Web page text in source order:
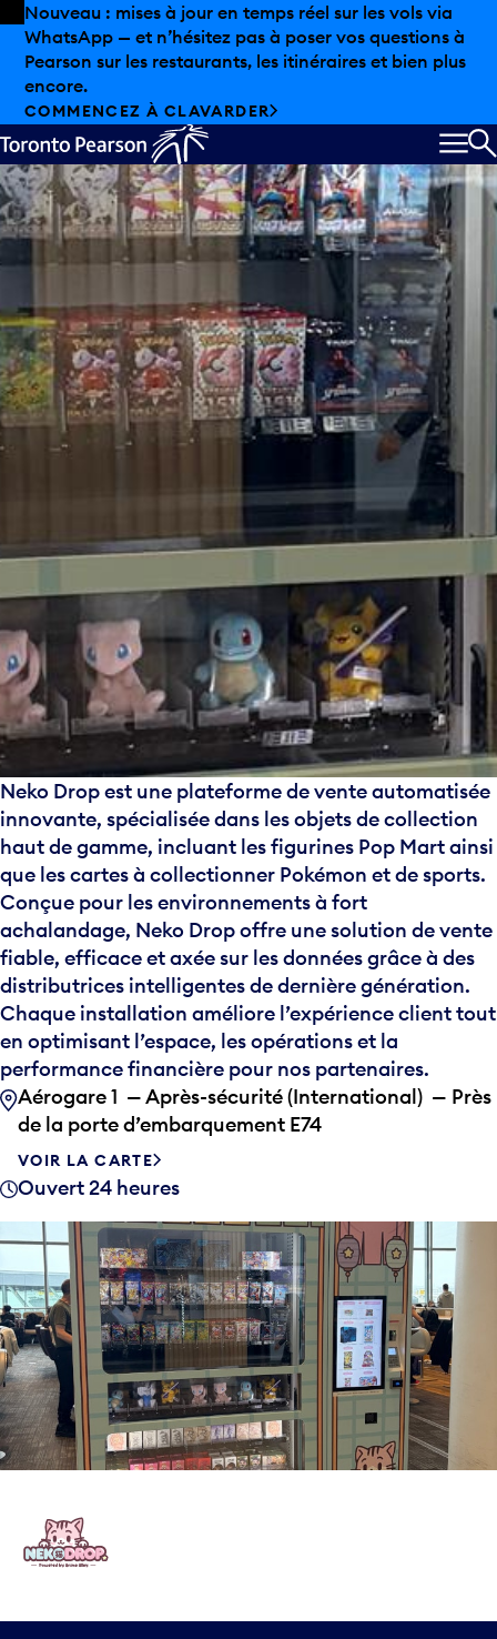
Skip to offers
Passer au contenu principal
Nouveau : mises à jour en temps réel sur les vols via
WhatsApp — et n’hésitez pas à poser vos questions à
Pearson sur les restaurants, les itinéraires et bien plus
encore.
COMMENCEZ À CLAVARDER
Neko Drop
Neko Drop est une plateforme de vente automatisée
innovante, spécialisée dans les objets de collection
haut de gamme, incluant les figurines Pop Mart ainsi
que les cartes à collectionner Pokémon et de sports.
Conçue pour les environnements à fort
achalandage, Neko Drop offre une solution de vente
fiable, efficace et axée sur les données grâce à des
distributrices intelligentes de dernière génération.
Chaque installation améliore l’expérience client tout
en optimisant l’espace, les opérations et la
performance financière pour nos partenaires.
Aérogare 1 — Après-sécurité (International) — Près
de la porte d’embarquement E74
VOIR LA CARTE
Ouvert 24 heures